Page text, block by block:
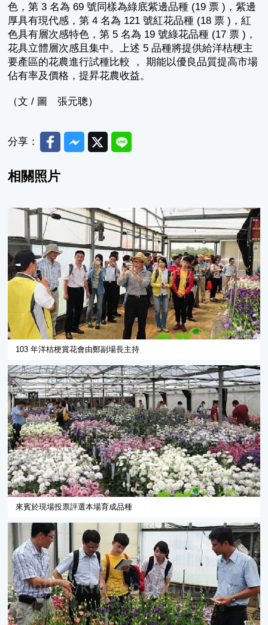
色，第 3 名為 69 號同樣為綠底紫邊品種 (19 票 )，紫邊
厚具有現代感，第 4 名為 121 號紅花品種 (18 票 )，紅
色具有層次感特色，第 5 名為 19 號綠花品種 (17 票 )，
花具立體層次感且集中。上述 5 品種將提供給洋桔梗主
要產區的花農進行試種比較 ， 期能以優良品質提高市場
佔有率及價格，提昇花農收益。
（文 / 圖 張元聰）
分享： FacebookMessenger
TwitterLine
相關照片
103 年洋桔梗賞花會由鄭副場長主持
來賓於現場投票評選本場育成品種